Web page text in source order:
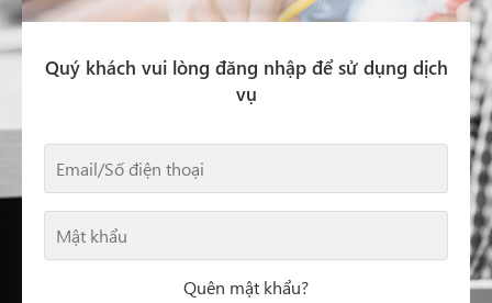
Quý khách vui lòng đăng nhập để sử dụng dịch
vụ
Quên mật khẩu?